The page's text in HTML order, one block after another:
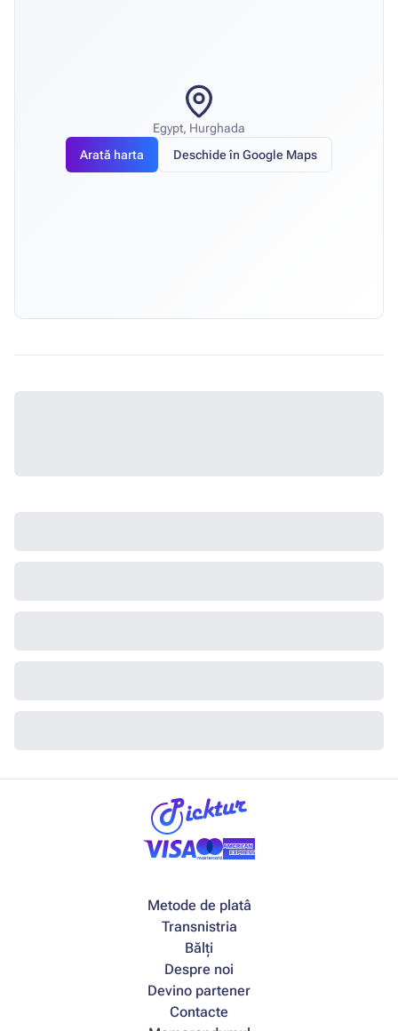
Egypt, Hurghada
Arată harta
Deschide în Google Maps
Metode de platâ
Transnistria
Bălți
Despre noi
Devino partener
Contacte